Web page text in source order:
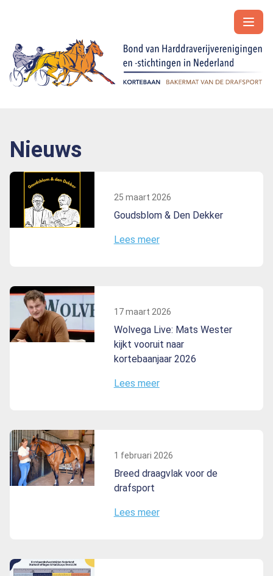
Nieuws
25 maart 2026
Goudsblom & Den Dekker
Lees meer
17 maart 2026
Wolvega Live: Mats Wester
kijkt vooruit naar
kortebaanjaar 2026
Lees meer
1 februari 2026
Breed draagvlak voor de
drafsport
Lees meer